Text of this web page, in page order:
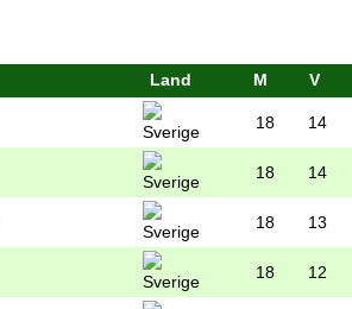
Land M V
18 14
18 14
18 13
18 12